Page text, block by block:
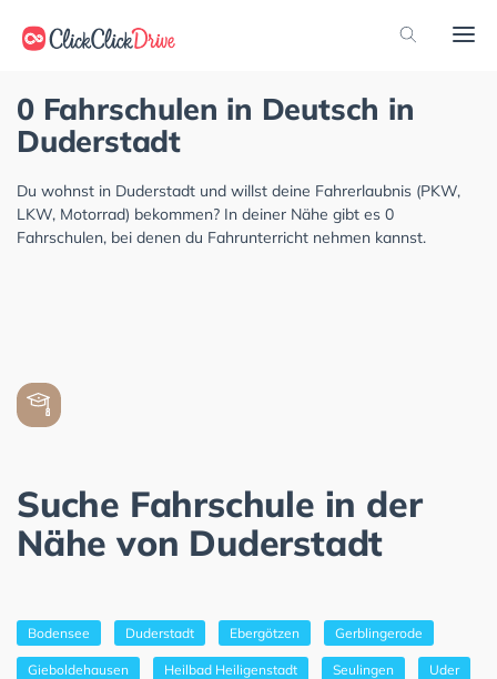
0 Fahrschulen in Deutsch in
Duderstadt
Du wohnst in Duderstadt und willst deine Fahrerlaubnis (PKW,
LKW, Motorrad) bekommen? In deiner Nähe gibt es 0
Fahrschulen, bei denen du Fahrunterricht nehmen kannst.
Suche Fahrschule in der
Nähe von Duderstadt
Bodensee Duderstadt Ebergötzen Gerblingerode
Gieboldehausen Heilbad Heiligenstadt Seulingen Uder